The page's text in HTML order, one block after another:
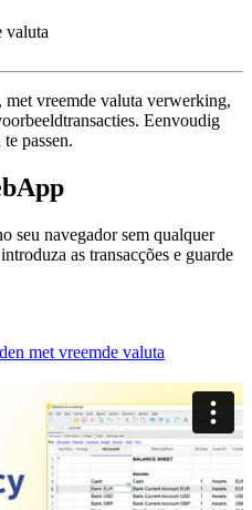
valuta
vreemde valuta verwerking,
Eenvoudig
passen.
seu navegador sem qualquer
as transacções e guarde
met vreemde valuta